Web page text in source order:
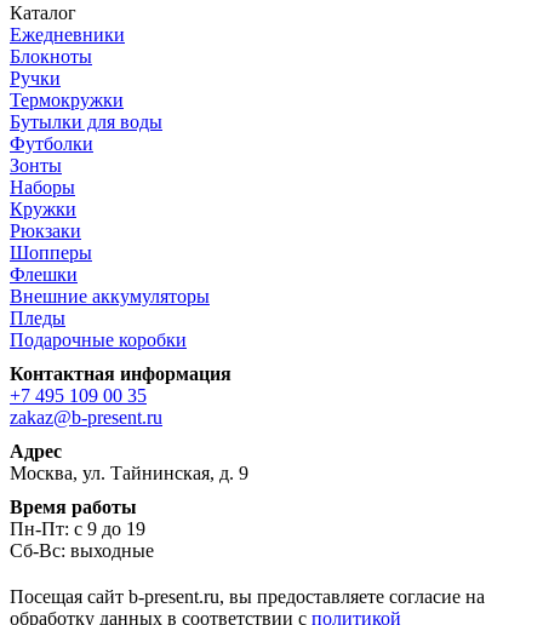
Каталог
Ежедневники
Блокноты
Ручки
Термокружки
Бутылки для воды
Футболки
Зонты
Наборы
Кружки
Рюкзаки
Шопперы
Флешки
Внешние аккумуляторы
Пледы
Подарочные коробки
Контактная информация
+7 495 109 00 35
zakaz@b-present.ru
Адрес
Москва, ул. Тайнинская, д. 9
Время работы
Пн-Пт: с 9 до 19
Сб-Вс: выходные
Посещая сайт b-present.ru, вы предоставляете согласие на
обработку данных в соответствии с политикой